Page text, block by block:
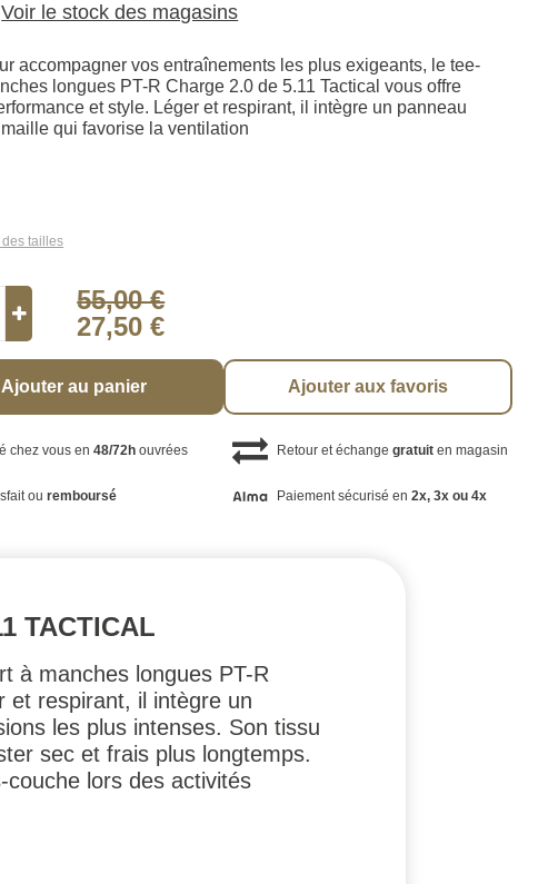
Voir le stock des magasins
accompagner vos entraînements les plus exigeants, le tee-
longues PT-R Charge 2.0 de 5.11 Tactical vous offre
et style. Léger et respirant, il intègre un panneau
qui favorise la ventilation
tailles
55,00 €
27,50 €
Ajouter au panier Ajouter aux favoris
chez vous en48/72h ouvrées Retour et échange gratuiten magasin
ouremboursé Paiement sécurisé en 2x, 3x ou 4x
TACTICAL
à manches longues PT-R
et respirant, il intègre un
les plus intenses. Son tissu
sec et frais plus longtemps.
lors des activités